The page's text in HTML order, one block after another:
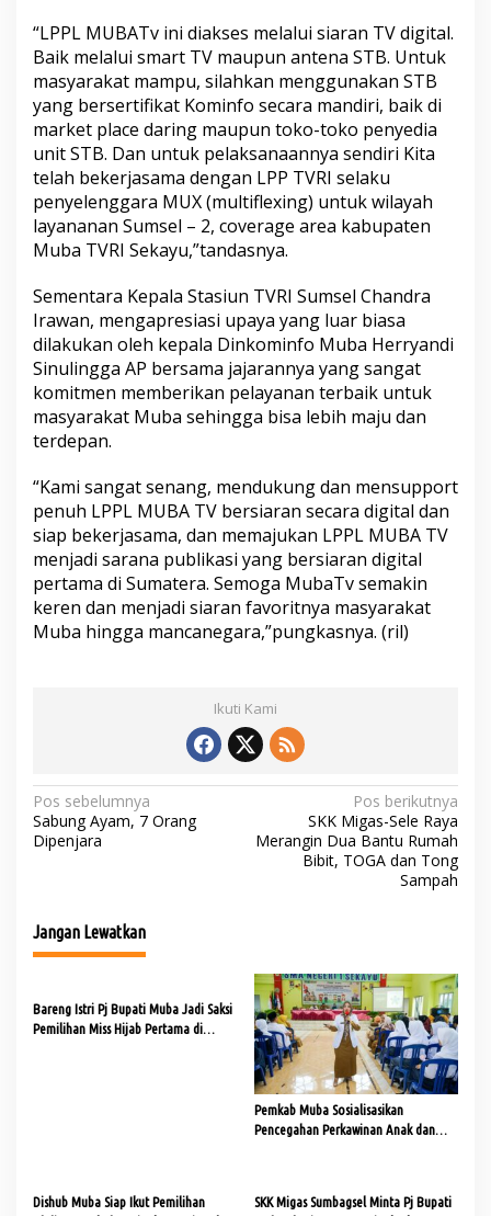
t
“LPPL MUBATv ini diakses melalui siaran TV digital.
Baik melalui smart TV maupun antena STB. Untuk
masyarakat mampu, silahkan menggunakan STB
yang bersertifikat Kominfo secara mandiri, baik di
market place daring maupun toko-toko penyedia
unit STB. Dan untuk pelaksanaannya sendiri Kita
telah bekerjasama dengan LPP TVRI selaku
penyelenggara MUX (multiflexing) untuk wilayah
layananan Sumsel – 2, coverage area kabupaten
Muba TVRI Sekayu,”tandasnya.
Sementara Kepala Stasiun TVRI Sumsel Chandra
Irawan, mengapresiasi upaya yang luar biasa
dilakukan oleh kepala Dinkominfo Muba Herryandi
Sinulingga AP bersama jajarannya yang sangat
komitmen memberikan pelayanan terbaik untuk
masyarakat Muba sehingga bisa lebih maju dan
terdepan.
“Kami sangat senang, mendukung dan mensupport
penuh LPPL MUBA TV bersiaran secara digital dan
siap bekerjasama, dan memajukan LPPL MUBA TV
menjadi sarana publikasi yang bersiaran digital
pertama di Sumatera. Semoga MubaTv semakin
keren dan menjadi siaran favoritnya masyarakat
Muba hingga mancanegara,”pungkasnya. (ril)
Ikuti Kami
N
a
g
a
i
Pos sebelumnya
Sabung Ayam, 7 Orang
Dipenjara
Pos berikutnya
SKK Migas-Sele Raya
Merangin Dua Bantu Rumah
Bibit, TOGA dan Tong
Sampah
Jangan Lewatkan
Bareng Istri Pj Bupati Muba Jadi Saksi
Pemilihan Miss Hijab Pertama di
Pemkab Muba Sosialisasikan
Pencegahan Perkawinan Anak dan
Dishub Muba Siap Ikut Pemilihan
SKK Migas Sumbagsel Minta Pj Bupati